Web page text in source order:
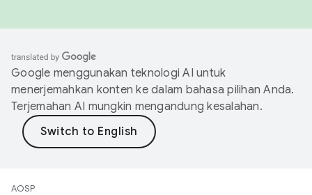
Google menggunakan teknologi AI untuk
menerjemahkan konten ke dalam bahasa pilihan Anda.
Terjemahan AI mungkin mengandung kesalahan.
AOSP